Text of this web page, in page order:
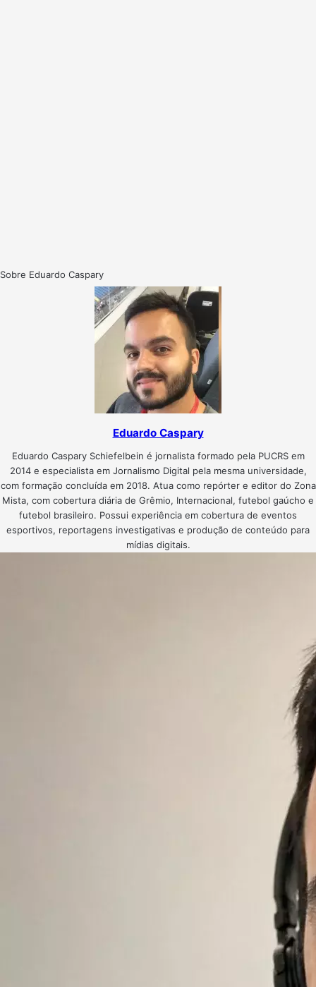
Sobre Eduardo Caspary
Eduardo Caspary
Eduardo Caspary Schiefelbein é jornalista formado pela PUCRS em
2014 e especialista em Jornalismo Digital pela mesma universidade,
com formação concluída em 2018. Atua como repórter e editor do Zona
Mista, com cobertura diária de Grêmio, Internacional, futebol gaúcho e
futebol brasileiro. Possui experiência em cobertura de eventos
esportivos, reportagens investigativas e produção de conteúdo para
mídias digitais.